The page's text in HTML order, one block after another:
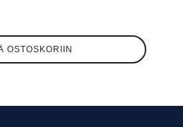
OSTOSKORIIN